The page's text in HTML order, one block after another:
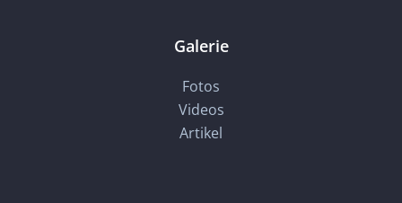
Galerie
Fotos
Videos
Artikel